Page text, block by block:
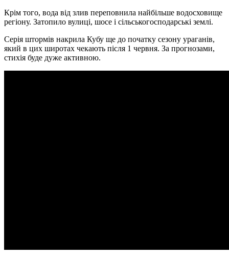
Крім того, вода від злив переповнила найбільше водосховище
регіону. Затопило вулиці, шосе і сільськогосподарські землі.
Серія штормів накрила Кубу ще до початку сезону ураганів,
який в цих широтах чекають після 1 червня. За прогнозами,
стихія буде дуже активною.